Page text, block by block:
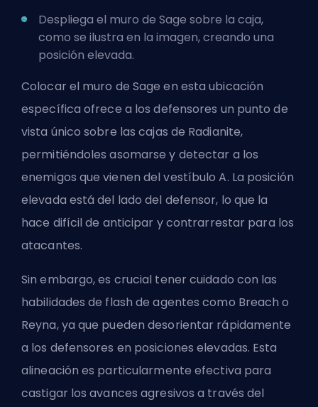
Despliega el muro de Sage sobre la caja,
como se ilustra en la imagen, creando una
posición elevada.
Colocar el muro de Sage en esta ubicación
específica ofrece a los defensores un punto de
vista único sobre las cajas de Radianite,
permitiéndoles asomarse y detectar a los
enemigos que vienen del vestíbulo A. La posición
elevada está del lado del defensor, lo que la
hace difícil de anticipar y contrarrestar para los
atacantes.
Sin embargo, es crucial tener cuidado con las
habilidades de flash de agentes como Breach o
Reyna, ya que pueden desorientar rápidamente
a los defensores en posiciones elevadas. Esta
alineación es particularmente efectiva para
castigar los avances agresivos a través del